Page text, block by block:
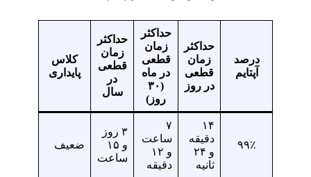
درصد
آپتایم
حداکثر
زمان
قطعی
در روز
حداکثر
زمان
قطعی
در ماه
(۳۰
روز)
حداکثر
زمان
قطعی
در
سال
کلاس
پایداری
۹۹٪
۱۴
دقیقه
و ۲۴
ثانیه
۷
ساعت
و ۱۲
دقیقه
۳ روز
و ۱۵
ساعت
ضعیف